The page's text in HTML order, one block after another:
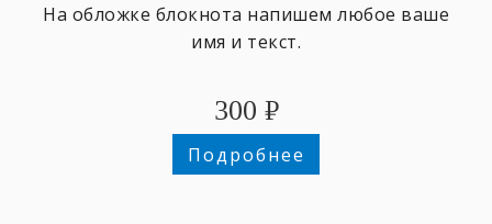
На обложке блокнота напишем любое ваше
имя и текст.
300 ₽
Подробнее